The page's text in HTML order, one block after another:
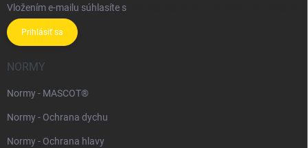
Vložením e-mailu súhlasíte s
Prihlásiť sa
NORMY
Normy - MASCOT®
Normy - Ochrana dychu
Normy - Ochrana hlavy